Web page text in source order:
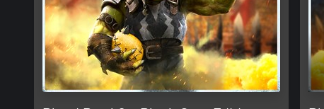
cuenta con un nuevo modo competitivo que te permite
niveles y procedentes de todo el mundo:
• Temporadas competitivas con una escalera oficial.
• Un sistema de liga disponible para los jugadores, con nuevas
de crear tus propios torneos personalizados con tus ajustes
dado, facciones…).
• Desafíos regulares a traves de modos de juego temporales.